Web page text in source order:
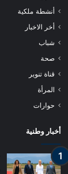
أنشطة ملكية
أخر الاخبار
شباب
صحة
قناة تنوير
المرأة
حوارات
أخبار وطنية